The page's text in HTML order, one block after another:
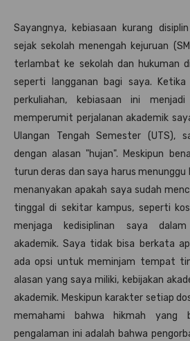
Sayangnya, kebiasaan kurang
sejak sekolah menengah kejuruan
terlambat ke sekolah dan hukuman
seperti langganan bagi saya.
perkuliahan, kebiasaan ini
memperumit perjalanan akademik
Ulangan Tengah Semester (UTS),
dengan alasan "hujan". Meskipun
turun deras dan saya harus menunggu
menanyakan apakah saya sudah
tinggal di sekitar kampus, seperti
menjaga kedisiplinan saya
akademik. Saya tidak bisa berkata
ada opsi untuk meminjam tempat
alasan yang saya miliki, kebijakan
akademik. Meskipun karakter setiap
memahami bahwa hikmah yang
pengalaman ini adalah bahwa